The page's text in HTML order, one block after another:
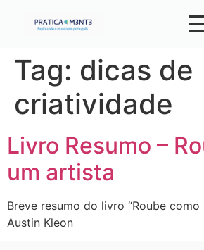
Tag: dicas de
criatividade
Livro Resumo –
um artista
Breve resumo do livro “Roube
Austin Kleon